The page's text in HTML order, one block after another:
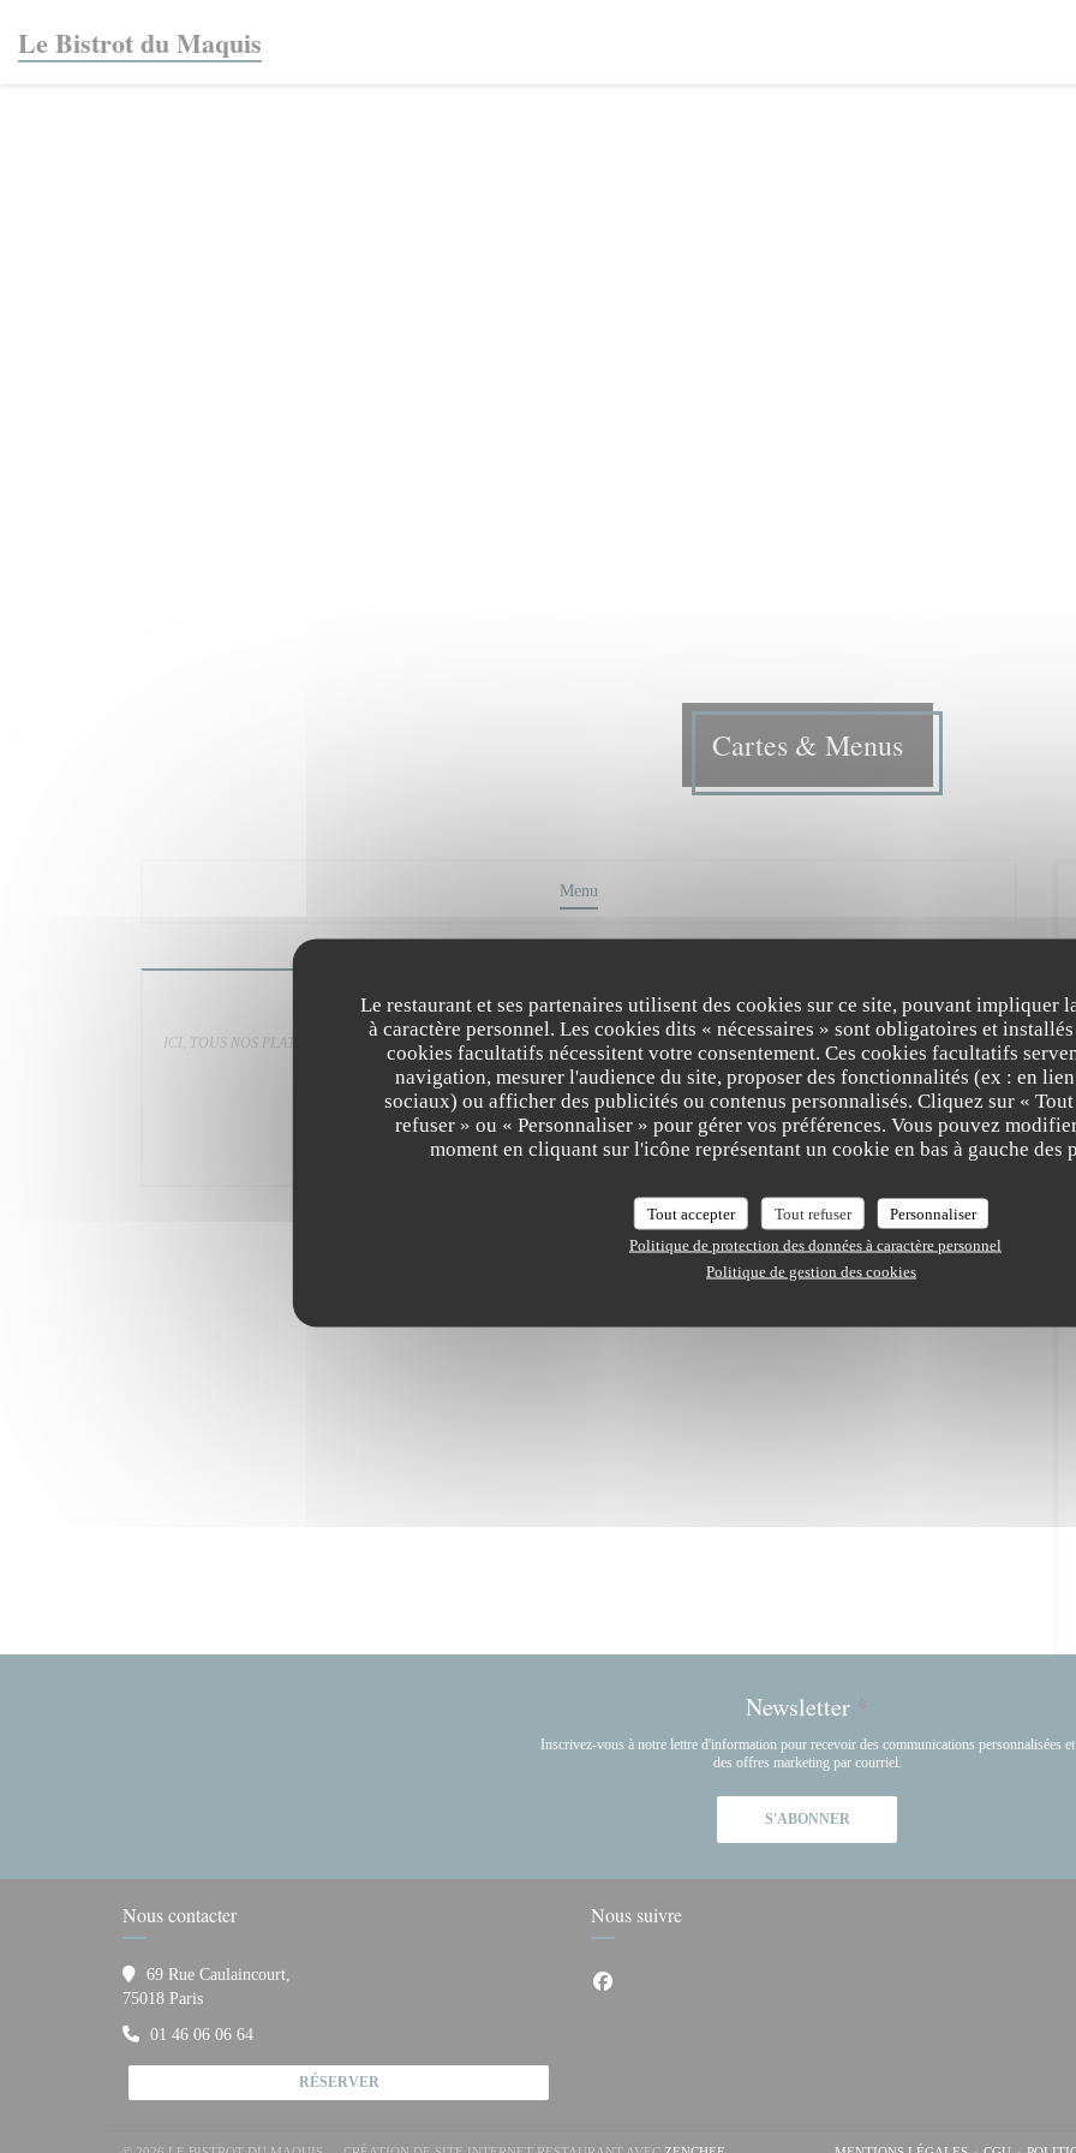
Le restaurant et ses partenaires utilisent des cookies sur ce site, pouvant impliquer
à caractère personnel. Les cookies dits « nécessaires » sont obligatoires et
cookies facultatifs nécessitent votre consentement. Ces cookies facultatifs
navigation, mesurer l'audience du site, proposer des fonctionnalités (ex : en
sociaux) ou afficher des publicités ou contenus personnalisés. Cliquez sur «
refuser » ou « Personnaliser » pour gérer vos préférences. Vous pouvez
moment en cliquant sur l'icône représentant un cookie en bas à gauche des
Tout accepter Tout refuser
Personnaliser
Politique de protection des données à caractère personnel
Politique de gestion des cookies
Le Bistrot du Maquis
Cartes & Menus
Menu
Menu
ICI, TOUS NOS PLAT ÉLABORÉS ET CUISINÉS SUR PLACE. Produits frais de la saison ; vins de propriétés et esprit nature. Changement des
plats, selon arrivage E + P ou P + D = 37€ E + P + D = 42€
E+P ou P+D = 37€
Newsletter *
Inscrivez-vous à notre lettre d'information pour recevoir des communications personnalisées et
des offres marketing par courriel.
S'ABONNER
Nous contacter
69 Rue Caulaincourt,
75018 Paris((ouvre une nouvelle fenêtre))
01 46 06 06 64
RÉSERVER
Nous suivre
Facebook ((ouvre une nouvelle fenêtre))